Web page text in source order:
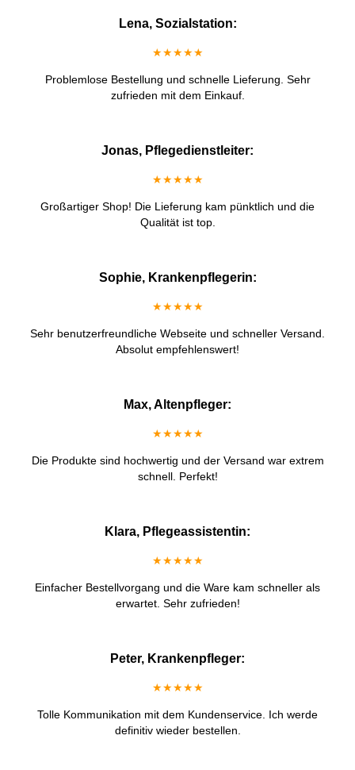
Lena, Sozialstation:
★★★★★
Problemlose Bestellung und schnelle Lieferung. Sehr
zufrieden mit dem Einkauf.
Jonas, Pflegedienstleiter:
★★★★★
Großartiger Shop! Die Lieferung kam pünktlich und die
Qualität ist top.
Sophie, Krankenpflegerin:
★★★★★
Sehr benutzerfreundliche Webseite und schneller Versand.
Absolut empfehlenswert!
Max, Altenpfleger:
★★★★★
Die Produkte sind hochwertig und der Versand war extrem
schnell. Perfekt!
Klara, Pflegeassistentin:
★★★★★
Einfacher Bestellvorgang und die Ware kam schneller als
erwartet. Sehr zufrieden!
Peter, Krankenpfleger:
★★★★★
Tolle Kommunikation mit dem Kundenservice. Ich werde
definitiv wieder bestellen.